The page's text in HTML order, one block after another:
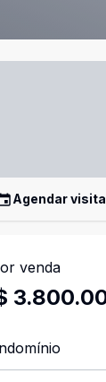
Agendar visita
venda